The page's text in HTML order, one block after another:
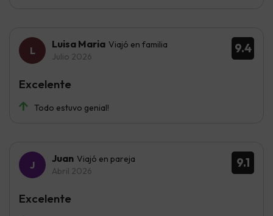
9.4
Luisa Maria Viajó en familia
Julio 2026
Todo estuvo genial!
Excelente
9.1
Juan Viajó en pareja
Abril 2026
Excelente